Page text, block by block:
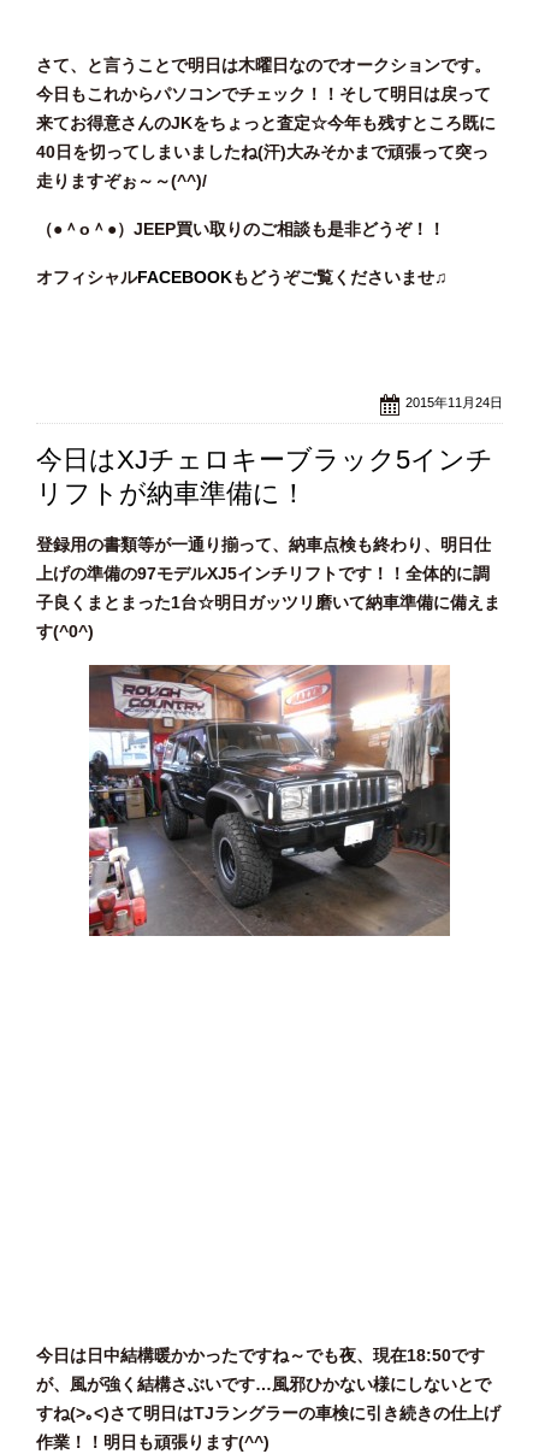
さて、と言うことで明日は木曜日なのでオークションです。
今日もこれからパソコンでチェック！！そして明日は戻って
来てお得意さんのJKをちょっと査定☆今年も残すところ既に
40日を切ってしまいましたね(汗)大みそかまで頑張って突っ
走りますぞぉ～～(^^)/
（●＾o ＾●）JEEP買い取りのご相談も是非どうぞ！！
オフィシャルFACEBOOKもどうぞご覧くださいませ♫
2015年11月24日
今日はXJチェロキーブラック5インチ
リフトが納車準備に！
登録用の書類等が一通り揃って、納車点検も終わり、明日仕
上げの準備の97モデルXJ5インチリフトです！！全体的に調
子良くまとまった1台☆明日ガッツリ磨いて納車準備に備えま
す(^0^)
今日は日中結構暖かかったですね～でも夜、現在18:50です
が、風が強く結構さぶいです…風邪ひかない様にしないとで
すね(>｡<)さて明日はTJラングラーの車検に引き続きの仕上げ
作業！！明日も頑張ります(^^)